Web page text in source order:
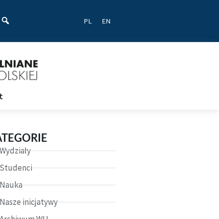
PL EN
Wydziały
Studenci
Nauka
Nasze inicjatywy